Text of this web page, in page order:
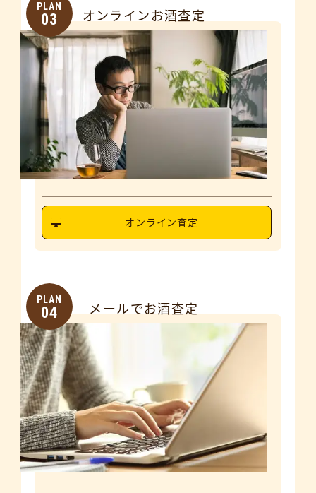
PLAN
03 オンラインお酒査定
オンライン査定
PLAN
04 メールでお酒査定